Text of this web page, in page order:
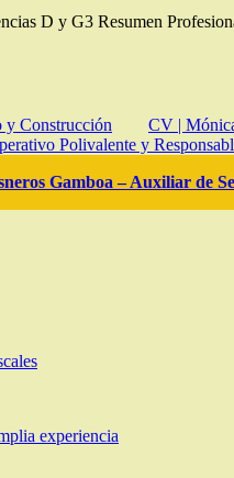
D y G3 Resumen
y Construcción
CV |
Polivalente y
Gamboa – Auxiliar de
experiencia